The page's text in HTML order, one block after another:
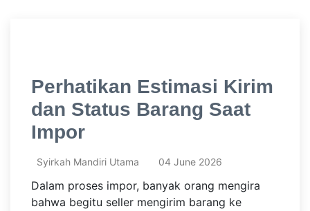
Perhatikan Estimasi Kirim
dan Status Barang Saat
Impor
Syirkah Mandiri Utama 04 June 2026
Dalam proses impor, banyak orang mengira
bahwa begitu seller mengirim barang ke